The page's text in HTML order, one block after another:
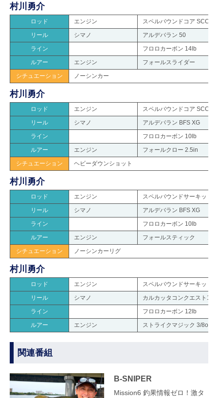
村川勇介
ロッド エンジン
スペルバウンドコア SCC-
リール
シマノ
アルデバラン 50
ライン
フロロカーボン 14lb
ルアー
エンジン
フォールスライダー
シチュエーション
ノーシンカー
村川勇介
ロッド エンジン
スペルバウンドコア SCC-
リール
シマノ
アルデバラン BFS XG
ライン
フロロカーボン 10lb
ルアー
エンジン
フォールクロー 2.5in
シチュエーション
ヘビーダウンショット
村川勇介
ロッド エンジン
スペルバウンドサーキット
リール
シマノ
アルデバラン BFS XG
ライン
フロロカーボン 10lb
ルアー
エンジン
フォールスティック
シチュエーション
ノーシンカーリグ
村川勇介
ロッド エンジン
スペルバウンドサーキット
リール
シマノ
カルカッタコンクエスト100
ライン
フロロカーボン 12lb
ルアー
エンジン ストライクマジック 3/8oz
関連番組
B-SNIPER
Mission6 釣果情報ゼロ！激タ